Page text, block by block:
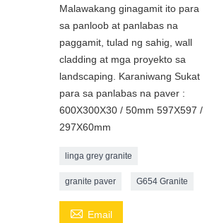
Malawakang ginagamit ito para
sa panloob at panlabas na
paggamit, tulad ng sahig, wall
cladding at mga proyekto sa
landscaping. Karaniwang Sukat
para sa panlabas na paver :
600X300X30 / 50mm 597X597 /
297X60mm
linga grey granite
granite paver
G654 Granite
 Email